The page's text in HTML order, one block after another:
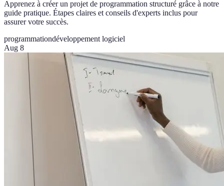
Apprenez à créer un projet de programmation structuré grâce à notre
guide pratique. Étapes claires et conseils d'experts inclus pour
assurer votre succès.
programmationdéveloppement logiciel
Aug 8